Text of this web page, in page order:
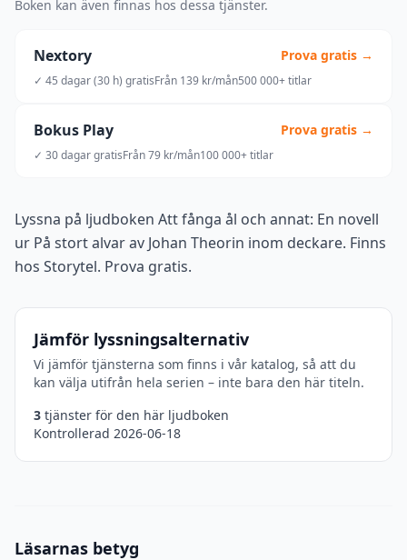
Boken kan även finnas hos dessa tjänster.
Nextory Prova gratis →
✓ 45 dagar (30 h) gratisFrån 139 kr/mån500 000+ titlar
Bokus Play Prova gratis →
✓ 30 dagar gratisFrån 79 kr/mån100 000+ titlar
Lyssna på ljudboken Att fånga ål och annat: En novell
ur På stort alvar av Johan Theorin inom deckare. Finns
hos Storytel. Prova gratis.
Jämför lyssningsalternativ
Vi jämför tjänsterna som finns i vår katalog, så att du
kan välja utifrån hela serien – inte bara den här titeln.
3 tjänster för den här ljudboken
Kontrollerad 2026-06-18
Läsarnas betyg